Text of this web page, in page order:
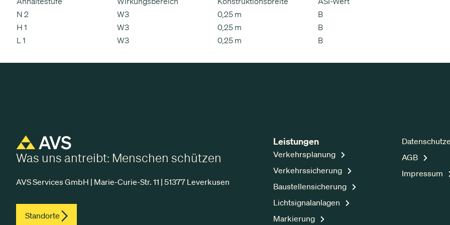
N 2
W3 0,25 m
B
H 1
W3 0,25 m
B
L 1
W3 0,25 m B
Was uns antreibt: Menschen schützen
AVS Services GmbH | Marie-Curie-Str. 11 | 51377 Leverkusen
Standorte
Leistungen
Verkehrsplanung
Verkehrssicherung
Baustellensicherung
Lichtsignalanlagen
Markierung
AGB
Impressum